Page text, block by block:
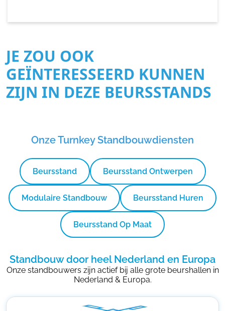
JE ZOU OOK
GEÏNTERESSEERD KUNNEN
ZIJN IN DEZE BEURSSTANDS
Onze Turnkey Standbouwdiensten
Beursstand Beursstand Ontwerpen
Modulaire Standbouw Beursstand Huren
Beursstand Op Maat
Standbouw door heel Nederland en Europa
Onze standbouwers zijn actief bij alle grote beurshallen in
Nederland & Europa.